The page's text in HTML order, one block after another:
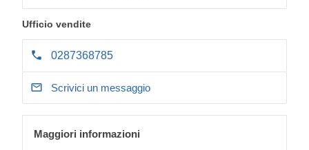
Ufficio vendite
0287368785
Scrivici un messaggio
Maggiori informazioni